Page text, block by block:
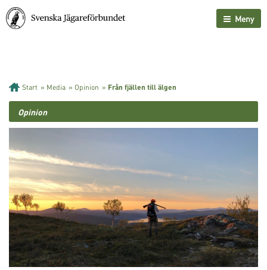
Meny
Start » Media » Opinion » Från fjällen till älgen
Opinion